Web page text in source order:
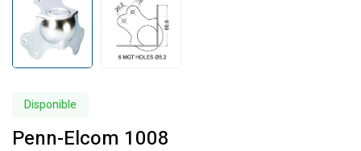
Disponible
Penn-Elcom 1008